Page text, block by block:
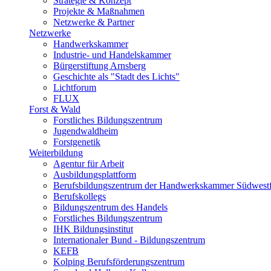
Projekte & Maßnahmen
Netzwerke & Partner
Netzwerke
Handwerkskammer
Industrie- und Handelskammer
Bürgerstiftung Arnsberg
Geschichte als "Stadt des Lichts"
Lichtforum
FLUX
Forst & Wald
Forstliches Bildungszentrum
Jugendwaldheim
Forstgenetik
Weiterbildung
Agentur für Arbeit
Ausbildungsplattform
Berufsbildungszentrum der Handwerkskammer
Berufskollegs
Bildungszentrum des Handels
Forstliches Bildungszentrum
IHK Bildungsinstitut
Internationaler Bund - Bildungszentrum
KEFB
Kolping Berufsförderungszentrum